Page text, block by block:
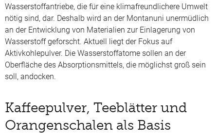
Wasserstoffantriebe, die für eine klimafreundlichere Umwelt
nötig sind, dar. Deshalb wird an der Montanuni unermüdlich
an der Entwicklung von Materialien zur Einlagerung von
Wasserstoff geforscht. Aktuell liegt der Fokus auf
Aktivkohlepulver. Die Wasserstoffatome sollen an der
Oberfläche des Absorptionsmittels, die möglichst groß sein
soll, andocken.
Kaffeepulver, Teeblätter und
Orangenschalen als Basis